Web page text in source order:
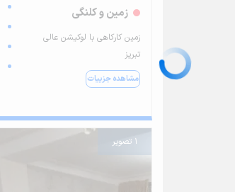
زمین و کلنگی
زمین کارکاهی با لوکیشن عالی
تبریز
مشاهده جزییات
1 تصویر